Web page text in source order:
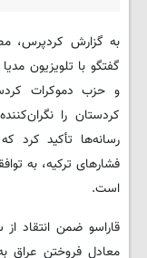
کردستان را
رسانه‌ها تأکید کرد
فشارهای ترکیه، به
است.
قاراسو ضمن انتقاد
معادل فروختن عراق